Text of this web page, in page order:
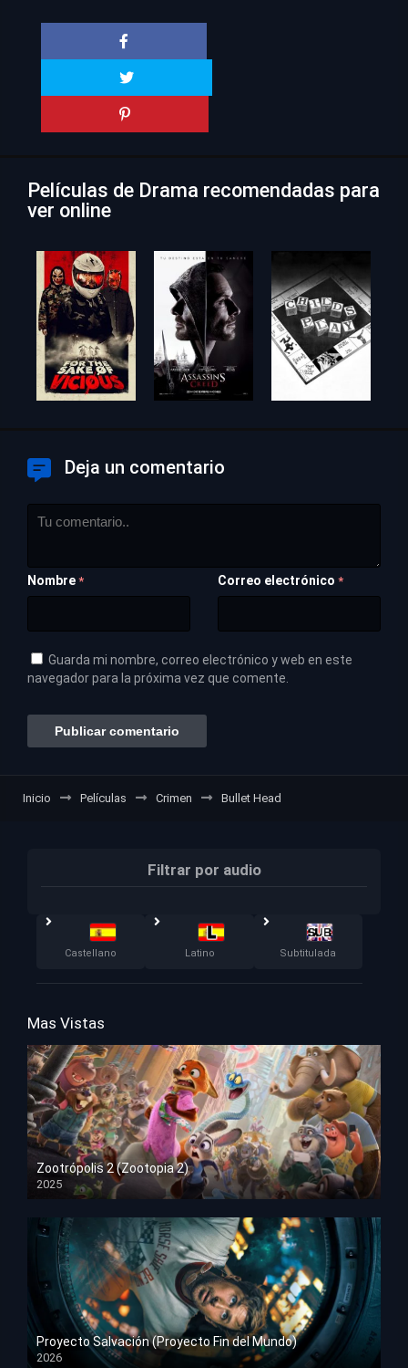
Películas de Drama recomendadas para
ver online
Deja un comentario
Nombre * Correo electrónico *
Guarda mi nombre, correo electrónico y web en este
navegador para la próxima vez que comente.
Inicio Películas Crimen Bullet Head
Filtrar por audio
Castellano Latino Subtitulada
Mas Vistas
Zootrópolis 2 (Zootopia 2)
2025
HD 1080p
Proyecto Salvación (Proyecto Fin del Mundo)
2026